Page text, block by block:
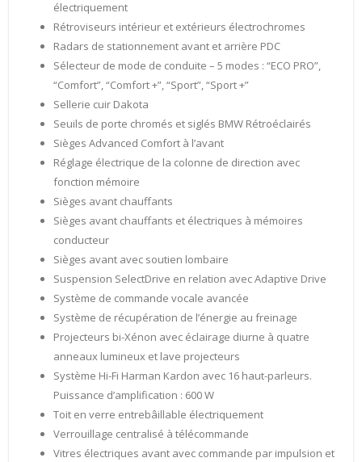
électriquement
Rétroviseurs intérieur et extérieurs électrochromes
Radars de stationnement avant et arrière PDC
Sélecteur de mode de conduite – 5 modes : “ECO PRO”,
“Comfort”, “Comfort +”, “Sport”, “Sport +”
Sellerie cuir Dakota
Seuils de porte chromés et siglés BMW Rétroéclairés
Sièges Advanced Comfort à l’avant
Réglage électrique de la colonne de direction avec
fonction mémoire
Sièges avant chauffants
Sièges avant chauffants et électriques à mémoires
conducteur
Sièges avant avec soutien lombaire
Suspension SelectDrive en relation avec Adaptive Drive
Système de commande vocale avancée
Système de récupération de l’énergie au freinage
Projecteurs bi-Xénon avec éclairage diurne à quatre
anneaux lumineux et lave projecteurs
Système Hi-Fi Harman Kardon avec 16 haut-parleurs.
Puissance d’amplification : 600 W
Toit en verre entrebâillable électriquement
Verrouillage centralisé à télécommande
Vitres électriques avant avec commande par impulsion et